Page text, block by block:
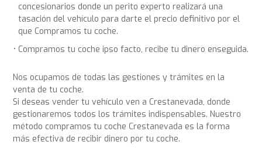
concesionarios donde un perito experto realizará una
tasación del vehículo para darte el precio definitivo por el
que Compramos tu coche.
Compramos tu coche ipso facto, recibe tu dinero enseguida.
Nos ocupamos de todas las gestiones y trámites en la
venta de tu coche.
Si deseas vender tu vehículo ven a Crestanevada, donde
gestionaremos todos los trámites indispensables. Nuestro
método compramos tu coche Crestanevada es la forma
más efectiva de recibir dinero por tu coche.